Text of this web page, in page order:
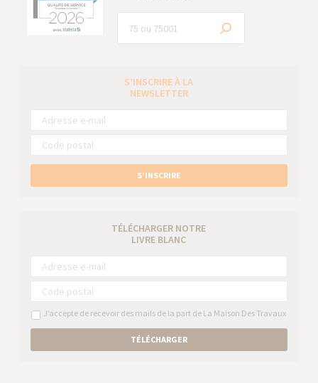
S’INSCRIRE À LA
NEWSLETTER
S’INSCRIRE
TÉLÉCHARGER NOTRE
LIVRE BLANC
J’accepte de recevoir des mails de la part de La Maison Des Travaux
TÉLÉCHARGER